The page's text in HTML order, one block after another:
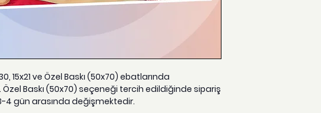
15x21 ve Özel Baskı (50x70) ebatlarında
Özel Baskı (50x70) seçeneği tercih edildiğinde sipariş
4 gün arasında değişmektedir.